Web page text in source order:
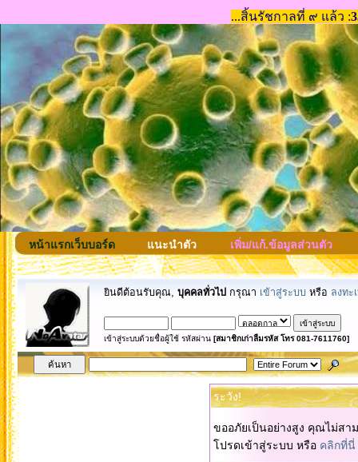
หน้าแรกเว็บบอร์ด แนะนำตัว เพิ่ม/แก้.ข้อมูลส่วนตัว
ยินดีต้อนรับคุณ, บุคคลทั่วไป กรุณา เข้าสู่ระบบ หรือ ลงทะ
เข้าสู่ระบบด้วยชื่อผู้ใช้ รหัสผ่าน [สมาชิกเก่าลืมรหัส โทร 081-7611760]
ระวัง!
ขออภัยเป็นอย่างสูง คุณไม่ส
โปรดเข้าสู่ระบบ หรือ คลิกที่นี่